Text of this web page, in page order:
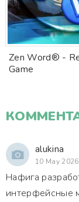
Zen Word® -
Game
alukina
10 May
Нафига
интерфейсные